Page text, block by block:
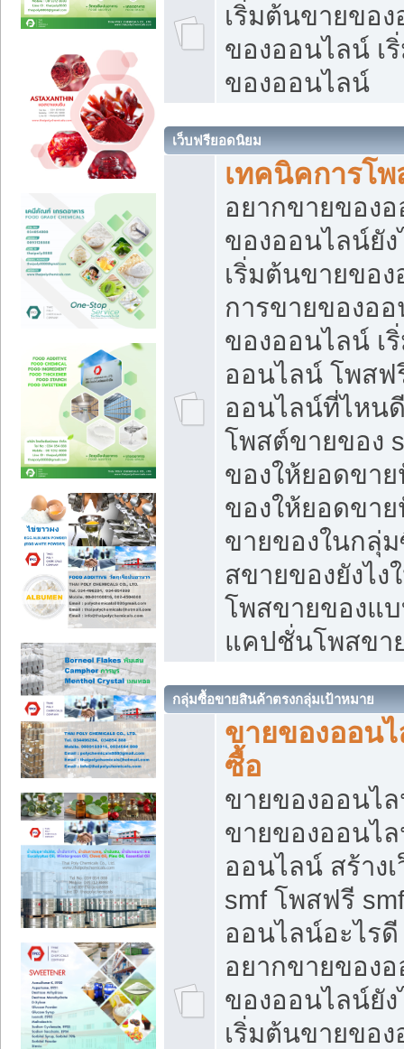
เริ่มต้นขายขอ
ของออนไลน์ เ
ของออนไลน์
เว็บฟรียอดนิยม
เทคนิคการโ
อยากขายของ
ของออนไลน์ยั
เริ่มต้นขายของ
การขายของอ
ของออนไลน์ เ
ออนไลน์ โพสฟ
ออนไลน์ที่ไหน
โพสต์ขายของ
ของให้ยอดขา
ของให้ยอดขา
ขายของในกลุ่
สขายของยังไ
โพสขายของแ
แคปชั่นโพสขา
กลุ่มซื้อขายสินค้าตรงกลุ่มเป้าหมาย
ขายของออน
ซื้อ
ขายของออนไล
ขายของออนไ
ออนไลน์ สร้าง
smf โพสฟรี
ออนไลน์อะไร
อยากขายของ
ของออนไลน์ยั
เริ่มต้นขายของ